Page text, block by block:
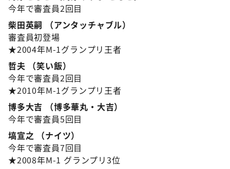
今年で審査員2回目
柴田英嗣 （アンタッチャブル）
審査員初登場
★2004年M-1グランプリ王者
哲夫 （笑い飯）
今年で審査員2回目
★2010年M-1グランプリ王者
博多大吉 （博多華丸・大吉）
今年で審査員5回目
塙宣之 （ナイツ）
今年で審査員7回目
★2008年M-1 グランプリ3位